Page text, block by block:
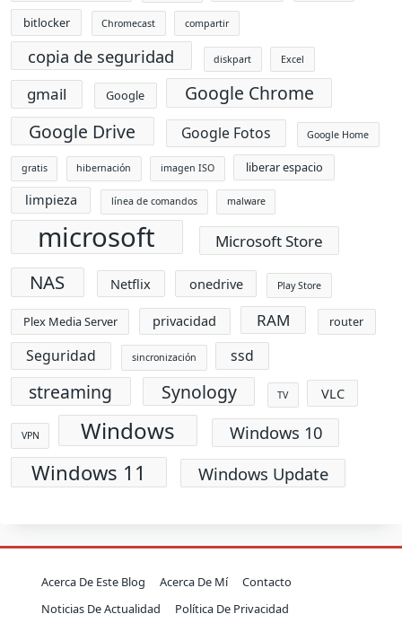
bitlocker Chromecast compartir
copia de seguridad diskpart Excel
gmail Google
Google Chrome
Google Drive
Google Fotos Google Home
gratis hibernación imagen ISO liberar espacio
limpieza línea de comandos malware
microsoft Microsoft Store
NAS Netflix onedrive Play Store
Plex Media Server privacidad RAM router
Seguridad sincronización ssd
streaming Synology TV VLC
VPN Windows Windows 10
Windows 11 Windows Update
Acerca De Este Blog Acerca De Mí
Contacto
Noticias De Actualidad
Política De Privacidad